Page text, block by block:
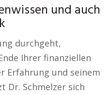
und auch
durchgeht,
Ihrer finanziellen
Erfahrung und seinem
Dr. Schmelzer sich